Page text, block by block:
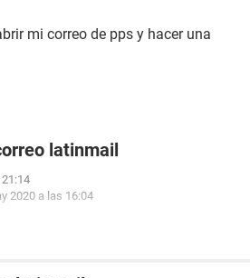
mi correo de pps y hacer una
latinmail
2020 a las 16:04